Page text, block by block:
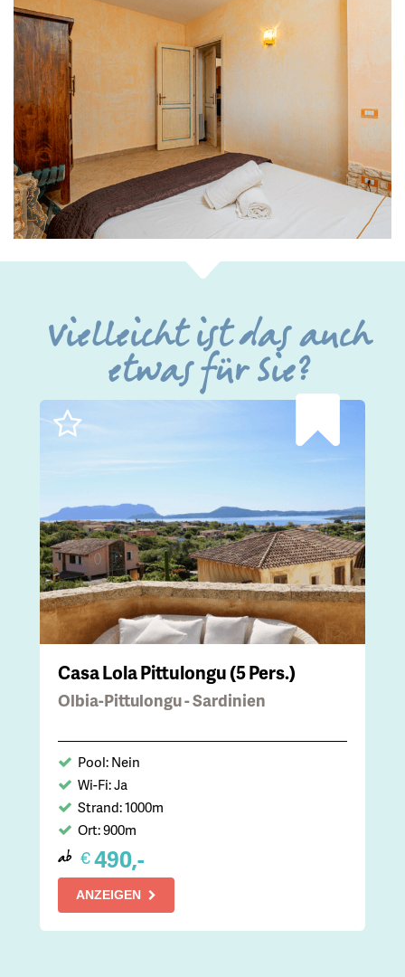
Vielleicht ist das auch
etwas für Sie?
Casa Lola Pittulongu (5 Pers.)
Olbia-Pittulongu - Sardinien
Pool: Nein
Wi-Fi: Ja
Strand: 1000m
Ort: 900m
ab €490,-
ANZEIGEN